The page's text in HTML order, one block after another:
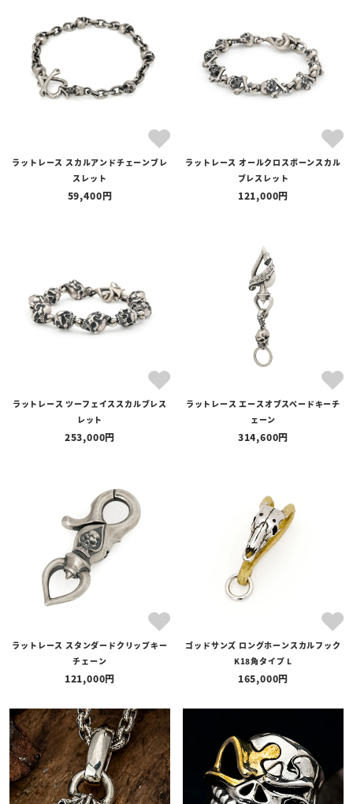
ラットレース スカルアンドチェーンブレ
スレット
59,400
ラットレース オールクロスボーンスカル
ブレスレット
121,000
ラットレース ツーフェイススカルブレス
レット
253,000
ラットレース エースオブスペードキーチ
ェーン
314,600
ラットレース スタンダードクリップキー
チェーン
121,000
ゴッドサンズ ロングホーンスカルフック
K18角タイプ L
165,000